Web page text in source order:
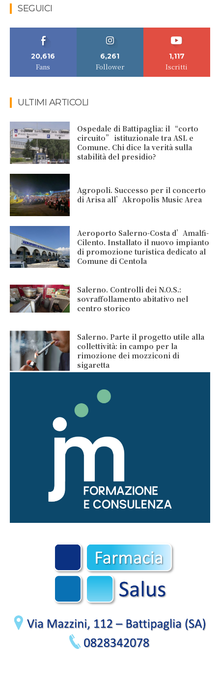
SEGUICI
20,616
Fans
6,261
Follower
1,117
Iscritti
ULTIMI ARTICOLI
Ospedale di Battipaglia: il “corto
circuito” istituzionale tra ASL e
Comune. Chi dice la verità sulla
stabilità del presidio?
Agropoli. Successo per il concerto
di Arisa all’Akropolis Music Area
Aeroporto Salerno-Costa d’Amalfi-
Cilento. Installato il nuovo impianto
di promozione turistica dedicato al
Comune di Centola
Salerno. Controlli dei N.O.S.:
sovraffollamento abitativo nel
centro storico
Salerno. Parte il progetto utile alla
collettività: in campo per la
rimozione dei mozziconi di
sigaretta